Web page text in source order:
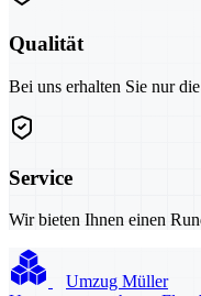
Qualität
Bei uns erhalten Sie nur
Service
Wir bieten Ihnen einen
Umzug Müller